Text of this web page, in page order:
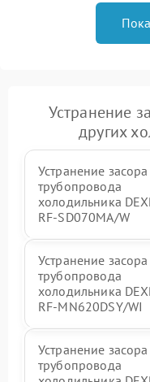
Устранение
других
Устранение засора
трубопровода
холодильника
RF-SD070MA/W
Устранение засора
трубопровода
холодильника
RF-MN620DSY/WI
Устранение засора
трубопровода